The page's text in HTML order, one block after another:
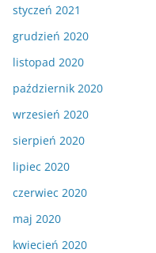
styczeń 2021
grudzień 2020
listopad 2020
październik 2020
wrzesień 2020
sierpień 2020
lipiec 2020
czerwiec 2020
maj 2020
kwiecień 2020